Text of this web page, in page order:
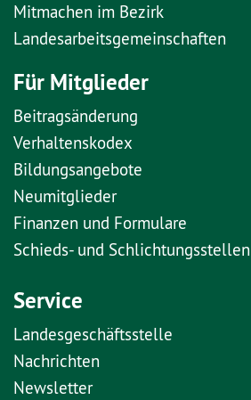
Mitmachen im Bezirk
Landesarbeitsgemeinschaften
Für Mitglieder
Beitragsänderung
Verhaltenskodex
Bildungsangebote
Neumitglieder
Finanzen und Formulare
Schieds- und Schlichtungsstellen
Service
Landesgeschäftsstelle
Nachrichten
Newsletter